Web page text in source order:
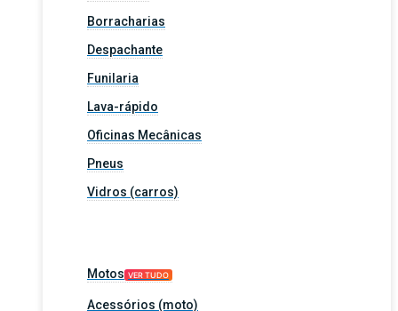
Borracharias
Despachante
Funilaria
Lava-rápido
Oficinas Mecânicas
Pneus
Vidros (carros)
Motos VER TUDO
Acessórios (moto)